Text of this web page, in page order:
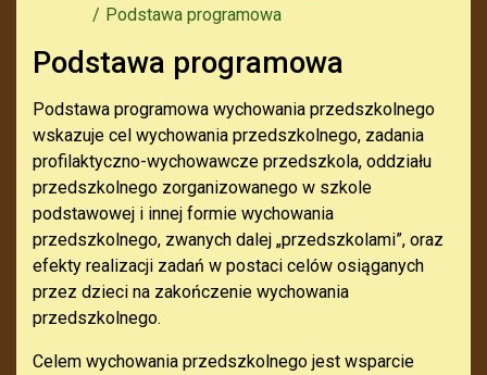
Podstawa programowa
Podstawa programowa
Podstawa programowa wychowania przedszkolnego
wskazuje cel wychowania przedszkolnego, zadania
profilaktyczno-wychowawcze przedszkola, oddziału
przedszkolnego zorganizowanego w szkole
podstawowej i innej formie wychowania
przedszkolnego, zwanych dalej „przedszkolami”, oraz
efekty realizacji zadań w postaci celów osiąganych
przez dzieci na zakończenie wychowania
przedszkolnego.
Celem wychowania przedszkolnego jest wsparcie